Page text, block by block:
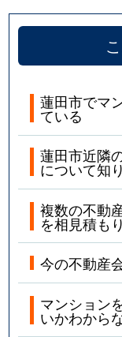
蓮田市でマ
ている
蓮田市近隣
について知
複数の不動
を相見積も
今の不動産
マンション
いかわから